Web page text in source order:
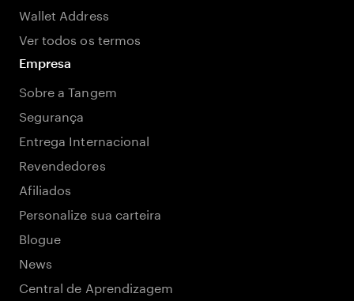
Wallet Address
Ver todos os termos
Empresa
Sobre a Tangem
Segurança
Entrega Internacional
Revendedores
Afiliados
Personalize sua carteira
Blogue
News
Central de Aprendizagem